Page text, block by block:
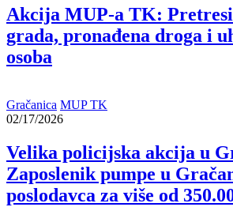
Akcija MUP-a TK:
grada, pronađena droga i
osoba
Gračanica MUP TK
02/17/2026
Velika policijska akcija u
Zaposlenik pumpe u
poslodavca za više od